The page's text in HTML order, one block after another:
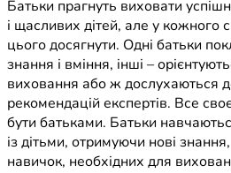
Батьки прагнуть виховати
і щасливих дітей, але у кожного
цього досягнути. Одні батьки
знання і вміння, інші –
виховання або ж дослухаються
рекомендацій експертів. Все
бути батьками. Батьки
із дітьми, отримуючи нові
навичок, необхідних для